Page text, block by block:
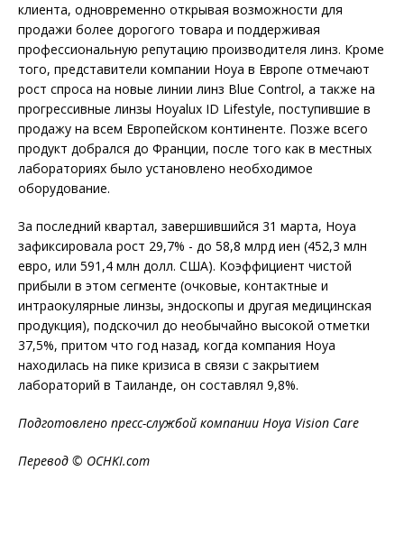
клиента, одновременно открывая возможности для
продажи более дорогого товара и поддерживая
профессиональную репутацию производителя линз. Кроме
того, представители компании Hoya в Европе отмечают
рост спроса на новые линии линз Blue Control, а также на
прогрессивные линзы Hoyalux ID Lifestyle, поступившие в
продажу на всем Европейском континенте. Позже всего
продукт добрался до Франции, после того как в местных
лабораториях было установлено необходимое
оборудование.
За последний квартал, завершившийся 31 марта, Hoya
зафиксировала рост 29,7% - до 58,8 млрд иен (452,3 млн
евро, или 591,4 млн долл. США). Коэффициент чистой
прибыли в этом сегменте (очковые, контактные и
интраокулярные линзы, эндоскопы и другая медицинская
продукция), подскочил до необычайно высокой отметки
37,5%, притом что год назад, когда компания Hoya
находилась на пике кризиса в связи с закрытием
лабораторий в Таиланде, он составлял 9,8%.
Подготовлено пресс-службой компании Hoya Vision Care
Перевод © OCHKI.com